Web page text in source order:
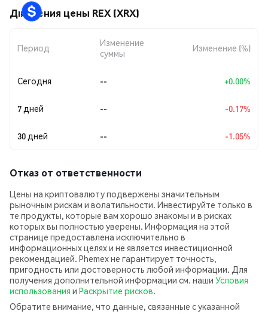
Движения цены REX (XRX)
Период
Изменение
суммы
Изменение (%)
Сегодня -- +0.00%
7 дней -- -0.17%
30 дней -- -1.05%
Отказ от ответственности
Цены на криптовалюту подвержены значительным
рыночным рискам и волатильности. Инвестируйте только в
те продукты, которые вам хорошо знакомы и в рисках
которых вы полностью уверены. Информация на этой
странице предоставлена исключительно в
информационных целях и не является инвестиционной
рекомендацией. Phemex не гарантирует точность,
пригодность или достоверность любой информации. Для
получения дополнительной информации см. наши Условия
использования и Раскрытие рисков.
Обратите внимание, что данные, связанные с указанной